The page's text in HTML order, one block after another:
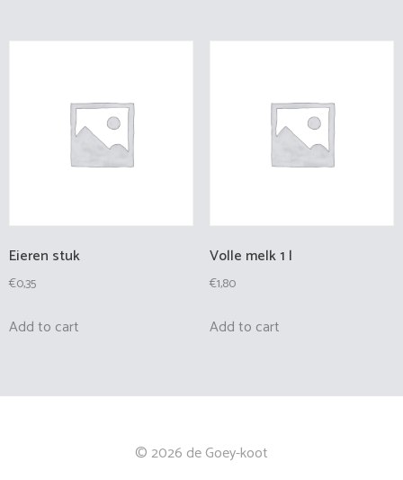
Eieren stuk
€0,35
Add to cart
Volle melk 1 l
€1,80
Add to cart
© 2026 de Goey-koot